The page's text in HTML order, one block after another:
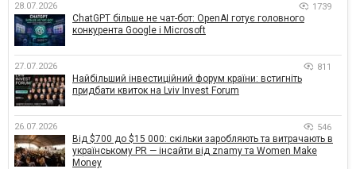
28.07.2026 1739
ChatGPT більше не чат-бот: OpenAI готує головного
конкурента Google і Microsoft
27.07.2026 811
Найбільший інвестиційний форум країни: встигніть
придбати квиток на Lviv Invest Forum
26.07.2026 546
Від $700 до $15 000: скільки заробляють та витрачають в
українському PR — інсайти від znamy та Women Make
Money